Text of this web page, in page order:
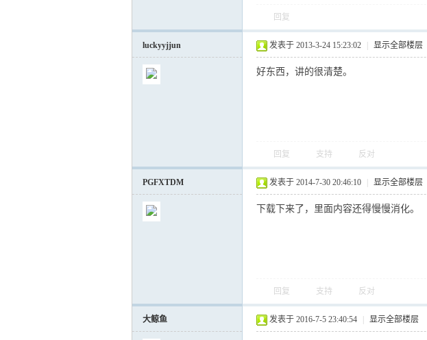
回复
luckyyjjun 发表于 2013-3-24 15:23:02 显示全部楼层
好东西，讲的很清楚。
回复 支持 反对
PGFXTDM 发表于 2014-7-30 20:46:10 显示全部楼层
下载下来了，里面内容还得慢慢消化。
回复 支持 反对
大鲸鱼 发表于 2016-7-5 23:40:54 显示全部楼层